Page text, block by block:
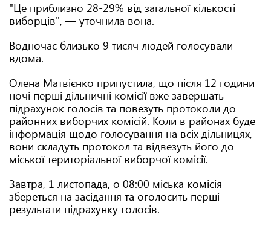
"Це приблизно 28-29% від загальної кількості
виборців", — уточнила вона.
Водночас близько 9 тисяч людей голосували
вдома.
Олена Матвієнко припустила, що після 12 години
ночі перші дільничні комісії вже завершать
підрахунок голосів та повезуть протоколи до
районних виборчих комісій. Коли в районах буде
інформація щодо голосування на всіх дільницях,
вони складуть протокол та відвезуть його до
міської територіальної виборчої комісії.
Завтра, 1 листопада, о 08:00 міська комісія
збереться на засідання та оголосить перші
результати підрахунку голосів.